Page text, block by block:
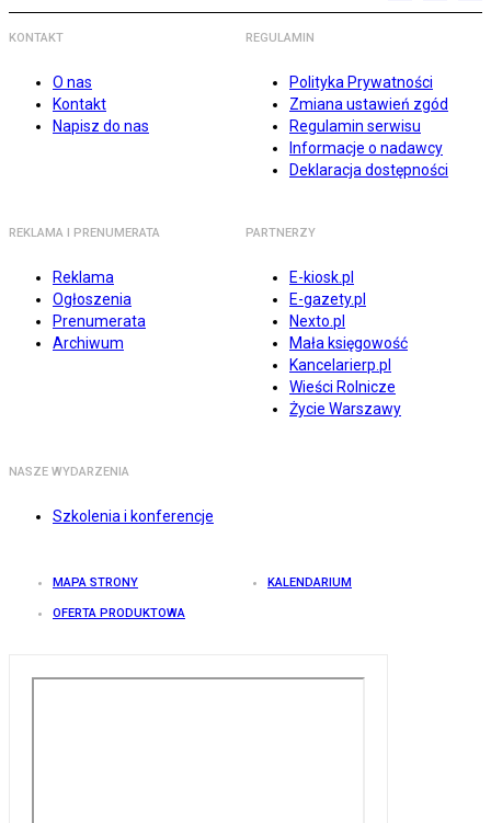
KONTAKT
O nas
Kontakt
Napisz do nas
REGULAMIN
Polityka Prywatności
Zmiana ustawień zgód
Regulamin serwisu
Informacje o nadawcy
Deklaracja dostępności
REKLAMA I PRENUMERATA
Reklama
Ogłoszenia
Prenumerata
Archiwum
PARTNERZY
E-kiosk.pl
E-gazety.pl
Nexto.pl
Mała księgowość
Kancelarierp.pl
Wieści Rolnicze
Życie Warszawy
NASZE WYDARZENIA
Szkolenia i konferencje
MAPA STRONY KALENDARIUM
OFERTA PRODUKTOWA